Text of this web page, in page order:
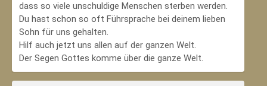
dass so viele unschuldige Menschen sterben werden.
Du hast schon so oft Führsprache bei deinem lieben
Sohn für uns gehalten.
Hilf auch jetzt uns allen auf der ganzen Welt.
Der Segen Gottes komme über die ganze Welt.